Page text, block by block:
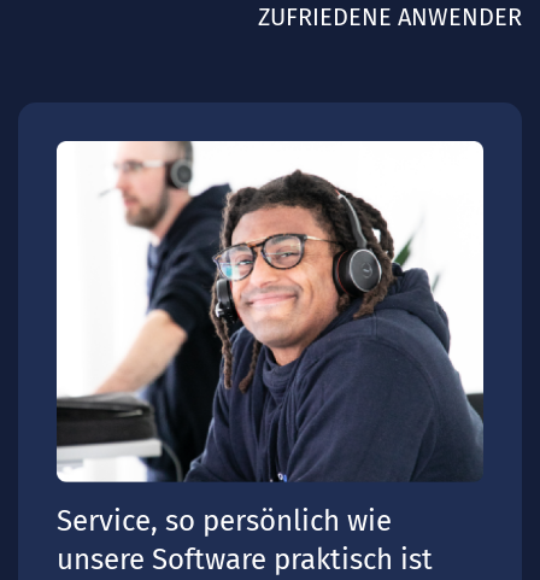
ZUFRIEDENE ANWENDER
Service, so persönlich wie
unsere Software praktisch ist